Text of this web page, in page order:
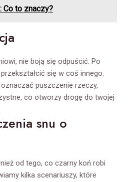
Co to znaczy?
nie boją się odpuścić. Po
się w coś innego.
puszczenie rzeczy,
co otworzy drogę do twojej
snu o
od tego, co czarny koń robi
kilka scenariuszy, które